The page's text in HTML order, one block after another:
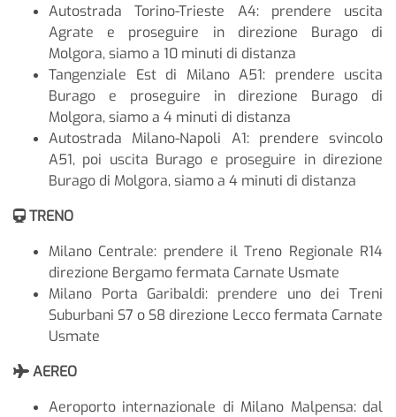
Autostrada Torino-Trieste A4: prendere uscita
Agrate e proseguire in direzione Burago di
Molgora, siamo a 10 minuti di distanza
Tangenziale Est di Milano A51: prendere uscita
Burago e proseguire in direzione Burago di
Molgora, siamo a 4 minuti di distanza
Autostrada Milano-Napoli A1: prendere svincolo
A51, poi uscita Burago e proseguire in direzione
Burago di Molgora, siamo a 4 minuti di distanza
TRENO
Milano Centrale: prendere il Treno Regionale R14
direzione Bergamo fermata Carnate Usmate
Milano Porta Garibaldi: prendere uno dei Treni
Suburbani S7 o S8 direzione Lecco fermata Carnate
Usmate
AEREO
Aeroporto internazionale di Milano Malpensa: dal